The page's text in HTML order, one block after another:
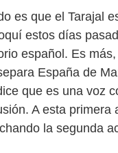
es que el Tarajal
estos días
español. Es
España de
que es una voz
A esta primera
la segunda